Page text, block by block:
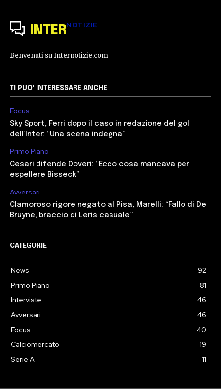
INTERNOTIZIE
Benvenuti su Internotizie.com
TI PUO' INTERESSARE ANCHE
Focus
Sky Sport, Ferri dopo il caso in redazione del gol
dell’Inter: “Una scena indegna”
Primo Piano
Cesari difende Doveri: “Ecco cosa mancava per
espellere Bisseck”
Avversari
Clamoroso rigore negato al Pisa, Marelli: “Fallo di De
Bruyne, braccio di Leris casuale”
CATEGORIE
News
92
Primo Piano
81
Interviste
46
Avversari
46
Focus
40
Calciomercato
19
Serie A
11